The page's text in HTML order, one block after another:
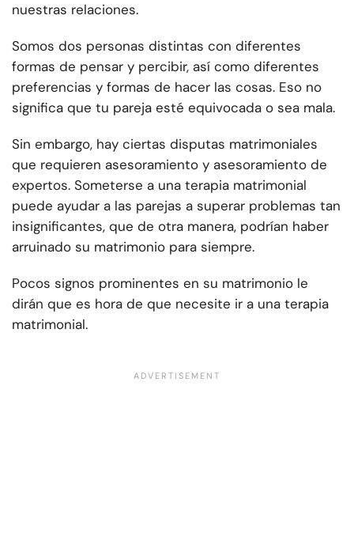
nuestras relaciones.
Somos dos personas distintas con diferentes
formas de pensar y percibir, así como diferentes
preferencias y formas de hacer las cosas. Eso no
significa que tu pareja esté equivocada o sea mala.
Sin embargo, hay ciertas disputas matrimoniales
que requieren asesoramiento y asesoramiento de
expertos. Someterse a una terapia matrimonial
puede ayudar a las parejas a superar problemas tan
insignificantes, que de otra manera, podrían haber
arruinado su matrimonio para siempre.
Pocos signos prominentes en su matrimonio le
dirán que es hora de que necesite ir a una terapia
matrimonial.